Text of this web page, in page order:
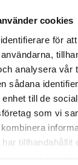
cookies
för
analysera vår
sådana
till de
som vi
tillhandahållit
Kvällsmagnesium+ Ekonomipack 2x90k
kr